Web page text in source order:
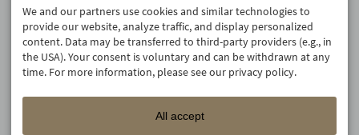
We and our partners use cookies and similar technologies to
provide our website, analyze traffic, and display personalized
content. Data may be transferred to third-party providers (e.g., in
the USA). Your consent is voluntary and can be withdrawn at any
time. For more information, please see our privacy policy.
All accept